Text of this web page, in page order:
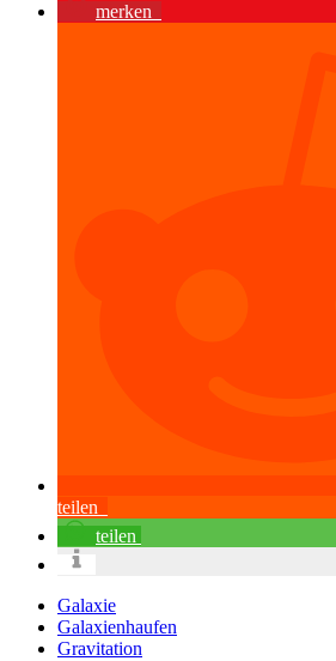
merken
teilen
teilen
Galaxie
Galaxienhaufen
Gravitation